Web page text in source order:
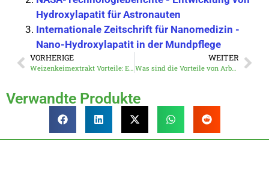
Hydroxylapatit für Astronauten
Internationale Zeitschrift für Nanomedizin -
Nano-Hydroxylapatit in der Mundpflege
VORHERIGE
Weizenkeimextrakt Vorteile: Ein wissenschaftlich gestützter Leitfaden für Gesundheit, Haut und mehr
WEITER
Was sind die Vorteile von Arbutin für die Haut?
Verwandte Produkte